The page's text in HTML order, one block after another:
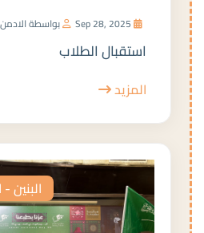
بواسطة الادمن
استقبال الطلاب
المزيد
البنين